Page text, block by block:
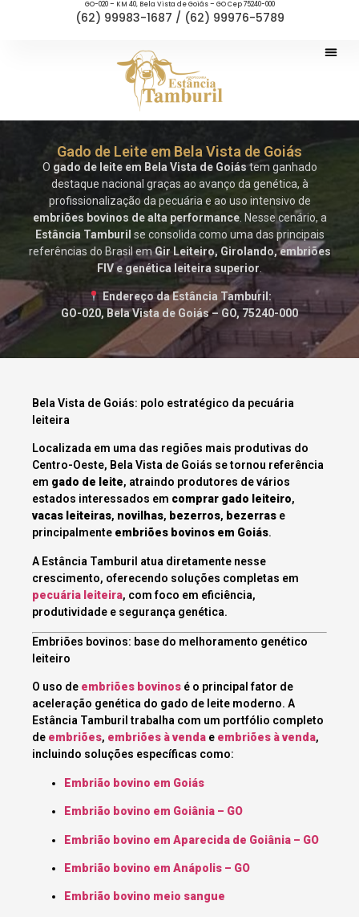
GO-020 – KM 40, Bela Vista de Goiás – GO Cep 75240-000
(62) 99983-1687 / (62) 99976-5789
Gado de Leite em Bela Vista de Goiás
O gado de leite em Bela Vista de Goiástem ganhado
destaque nacional graças ao avanço da genética, à
profissionalização da pecuária e ao uso intensivo de
embriões bovinos de alta performance. Nesse cenário, a
Estância Tamburil se consolida como uma das principais
referências do Brasil emGir Leiteiro, Girolando, embriões
FIV e genética leiteira superior
Endereço da Estância Tamburil:
GO-020, Bela Vista de Goiás – GO, 75240-000
Bela Vista de Goiás: polo estratégico da pecuária
leiteira
Localizada em uma das regiões mais produtivas do
Centro-Oeste, Bela Vista de Goiás se tornou referência
em gado de leite, atraindo produtores de vários
estados interessados em comprar gado leiteiro,
vacas leiteiras, novilhas, bezerros, bezerras e
principalmente embriões bovinos em Goiás.
A Estância Tamburil atua diretamente nesse
crescimento, oferecendo soluções completas em
pecuária leiteira, com foco em eficiência,
produtividade e segurança genética.
Embriões bovinos: base do melhoramento genético
leiteiro
O uso de embriões bovinos é o principal fator de
aceleração genética do gado de leite moderno. A
Estância Tamburil trabalha com um portfólio completo
de embriões, embriões à venda e embriões à venda,
incluindo soluções específicas como:
Embrião bovino em Goiás
Embrião bovino em Goiânia – GO
Embrião bovino em Aparecida de Goiânia – GO
Embrião bovino em Anápolis – GO
Embrião bovino meio sangue